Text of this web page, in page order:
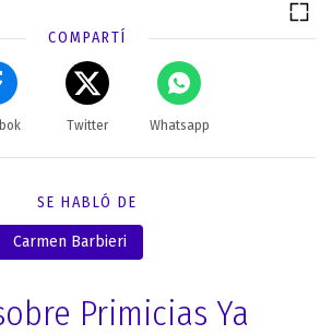
COMPARTÍ
Twitter Whatsapp
SE HABLÓ DE
Carmen Barbieri
Primicias Ya